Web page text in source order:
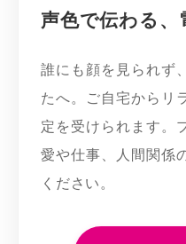
声色で伝わる、
誰にも顔を見られず
たへ。ご自宅からリ
定を受けられます。
愛や仕事、人間関係
ください。